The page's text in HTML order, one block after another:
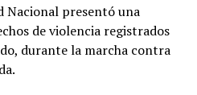
el proceso.
también cuestionó el
públicas realizadas en el
Nacional presentó una
de violencia registrados
durante la marcha contra